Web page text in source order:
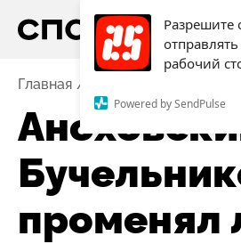
Разрешите
рабочий
Powered by SendPulse
Главная
променял